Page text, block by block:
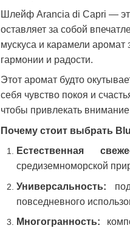
Шлейф Arancia di Capri —
оставляет за собой
мускуса и карамели аромат
гармонии и радости.
Этот аромат будто
себя чувство покоя и
чтобы привлекать
Почему стоит выбрать
Естественная
средиземноморской
Универсальность:
повседневного
Многогранность: